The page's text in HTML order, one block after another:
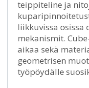
teippiteline ja
liikkuvissa osissa
mekanismit.
aikaa sekä
geometrisen
työpöydälle